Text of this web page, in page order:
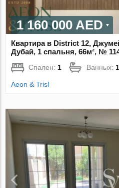
1 160 000 AED
Квартира в District 12,
Дубай, 1 спальня, 66м², №
Спален:1 Ванных:1
Aeon & Trisl